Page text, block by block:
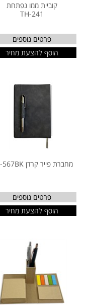
קוביית ממו נפתחת
TH-241
פרטים נוספים
הוסף להצעת מחיר
מחברת פייר קרדן TH-567BK
פרטים נוספים
הוסף להצעת מחיר